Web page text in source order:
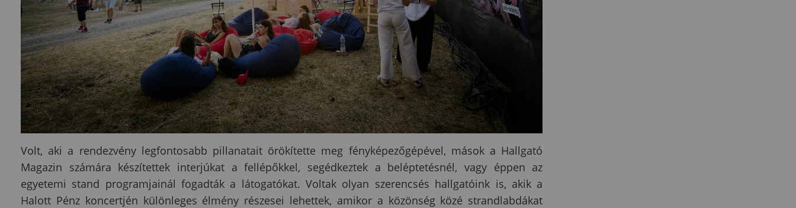
Volt, aki a rendezvény legfontosabb pillanatait örökítette meg fényképezőgépével, mások a Hallgató
Magazin számára készítettek interjúkat a fellépőkkel, segédkeztek a beléptetésnél, vagy éppen az
egyetemi stand programjainál fogadták a látogatókat. Voltak olyan szerencsés hallgatóink is, akik a
Halott Pénz koncertjén különleges élmény részesei lehettek, amikor a közönség közé strandlabdákat